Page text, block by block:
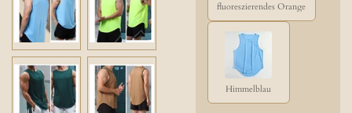
fluoreszierendes Orange
Himmelblau